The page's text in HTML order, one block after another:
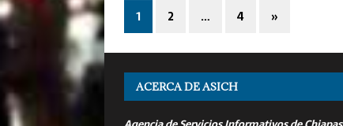
1 2 … 4 »
ACERCA DE ASICH